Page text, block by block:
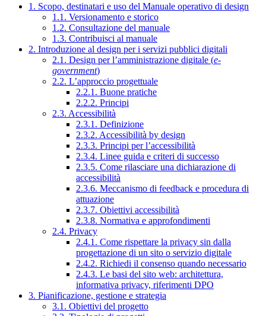
1. Scopo, destinatari e uso del Manuale operativo di design
1.1. Versionamento e storico
1.2. Consultazione del manuale
1.3. Contribuisci al manuale
2. Introduzione al design per i servizi pubblici digitali
2.1. Design per l’amministrazione digitale (e-
government)
2.2. L’approccio progettuale
2.2.1. Buone pratiche
2.2.2. Principi
2.3. Accessibilità
2.3.1. Definizione
2.3.2. Accessibilità by design
2.3.3. Principi per l’accessibilità
2.3.4. Linee guida e criteri di successo
2.3.5. Come rilasciare una dichiarazione di
accessibilità
2.3.6. Meccanismo di feedback e procedura di
attuazione
2.3.7. Obiettivi accessibilità
2.3.8. Normativa e approfondimenti
2.4. Privacy
2.4.1. Come rispettare la privacy sin dalla
progettazione di un sito o servizio digitale
2.4.2. Richiedi il consenso quando necessario
2.4.3. Le basi del sito web: architettura,
informativa privacy, riferimenti DPO
3. Pianificazione, gestione e strategia
3.1. Obiettivi del progetto